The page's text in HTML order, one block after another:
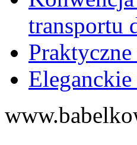
transportu